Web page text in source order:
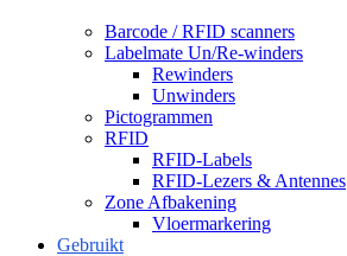
Barcode / RFID scanners
Labelmate Un/Re-winders
Rewinders
Unwinders
Pictogrammen
RFID
RFID-Labels
RFID-Lezers & Antennes
Zone Afbakening
Vloermarkering
Gebruikt